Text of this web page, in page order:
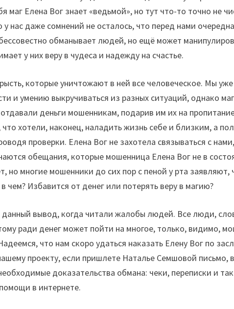
маг Елена Вог знает «ведьмой», но тут что-то точно не
у нас даже сомнений не осталось, что перед нами
обманывает людей, но ещё может
у них веру в чудеса и надежду на счастье.
которые уничтожают в ней все человеческое. Мы
и умению выкручиваться из разных ситуаций, однако
деньги мошенникам, подарив им их на
хотели, наконец, наладить жизнь себе и близким, а
проверки. Елена Вог не захотела связываться с
обещания, которые мошенница Елена Вог не в
но многие мошенники до сих пор с пеной у рта
чем? Избавится от денег или потерять веру в магию?
вывод, когда читали жалобы людей. Все люди,
ради денег может пойти на многое, только, видимо,
что нам скоро удаться наказать Елену Вог по
проекту, если пришлете Наталье Семшовой
доказательства обмана: чеки, переписки и
в интернете.